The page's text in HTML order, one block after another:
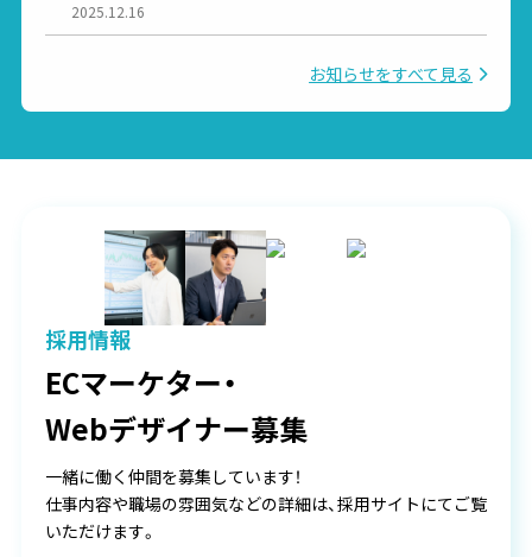
2025.12.16
お知らせをすべて見る
採用情報
ECマーケター・
Webデザイナー募集
一緒に働く仲間を募集しています！
仕事内容や職場の雰囲気などの詳細は、採用サイトにてご覧
いただけます。